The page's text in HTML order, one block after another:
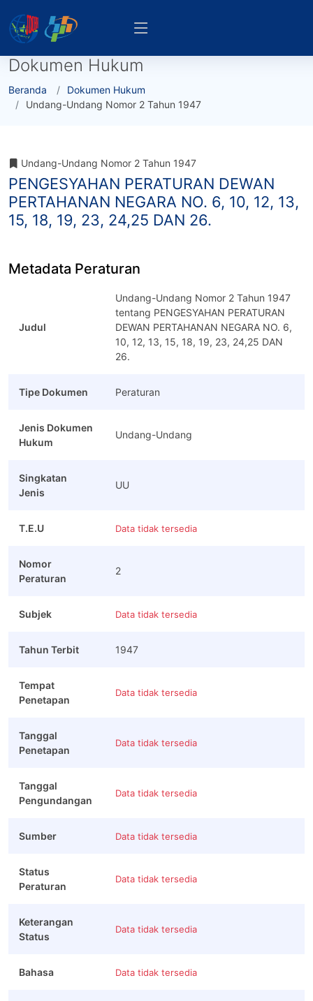
Dokumen Hukum
Beranda
Dokumen Hukum
Undang-Undang Nomor 2 Tahun 1947
Undang-Undang Nomor 2 Tahun 1947
PENGESYAHAN PERATURAN DEWAN
PERTAHANAN NEGARA NO. 6, 10, 12, 13,
15, 18, 19, 23, 24,25 DAN 26.
Metadata Peraturan
Judul
Undang-Undang Nomor 2 Tahun 1947
tentang PENGESYAHAN PERATURAN
DEWAN PERTAHANAN NEGARA NO. 6,
10, 12, 13, 15, 18, 19, 23, 24,25 DAN
26.
Tipe Dokumen Peraturan
Jenis Dokumen
Hukum
Undang-Undang
Singkatan
Jenis
UU
T.E.U Data tidak tersedia
Nomor
Peraturan
2
Subjek Data tidak tersedia
Tahun Terbit 1947
Tempat
Penetapan
Data tidak tersedia
Tanggal
Penetapan
Data tidak tersedia
Tanggal
Pengundangan
Data tidak tersedia
Sumber Data tidak tersedia
Status
Peraturan
Data tidak tersedia
Keterangan
Status
Data tidak tersedia
Bahasa Data tidak tersedia